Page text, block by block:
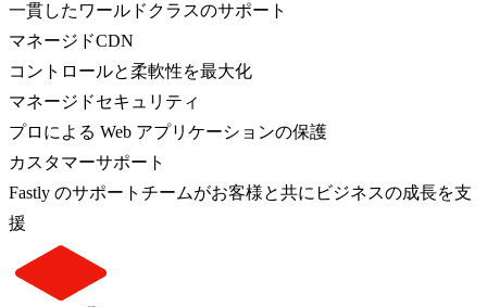
一貫したワールドクラスのサポート
マネージドCDN
コントロールと柔軟性を最大化
マネージドセキュリティ
プロによる Web アプリケーションの保護
カスタマーサポート
Fastly のサポートチームがお客様と共にビジネスの成長を支
援